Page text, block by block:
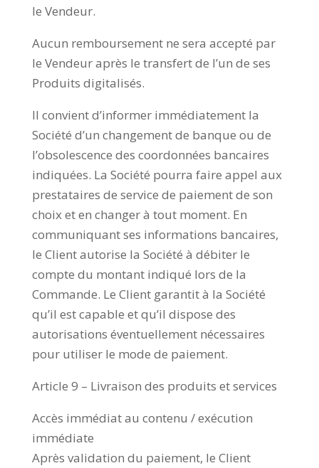
le Vendeur.
Aucun remboursement ne sera accepté par
le Vendeur après le transfert de l’un de ses
Produits digitalisés.
Il convient d’informer immédiatement la
Société d’un changement de banque ou de
l’obsolescence des coordonnées bancaires
indiquées. La Société pourra faire appel aux
prestataires de service de paiement de son
choix et en changer à tout moment. En
communiquant ses informations bancaires,
le Client autorise la Société à débiter le
compte du montant indiqué lors de la
Commande. Le Client garantit à la Société
qu’il est capable et qu’il dispose des
autorisations éventuellement nécessaires
pour utiliser le mode de paiement.
Article 9 – Livraison des produits et services
Accès immédiat au contenu / exécution
immédiate
Après validation du paiement, le Client